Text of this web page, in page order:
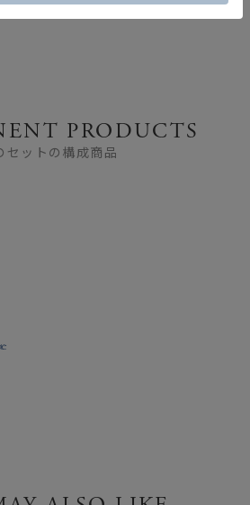
PRODUCTS
セットの構成商品